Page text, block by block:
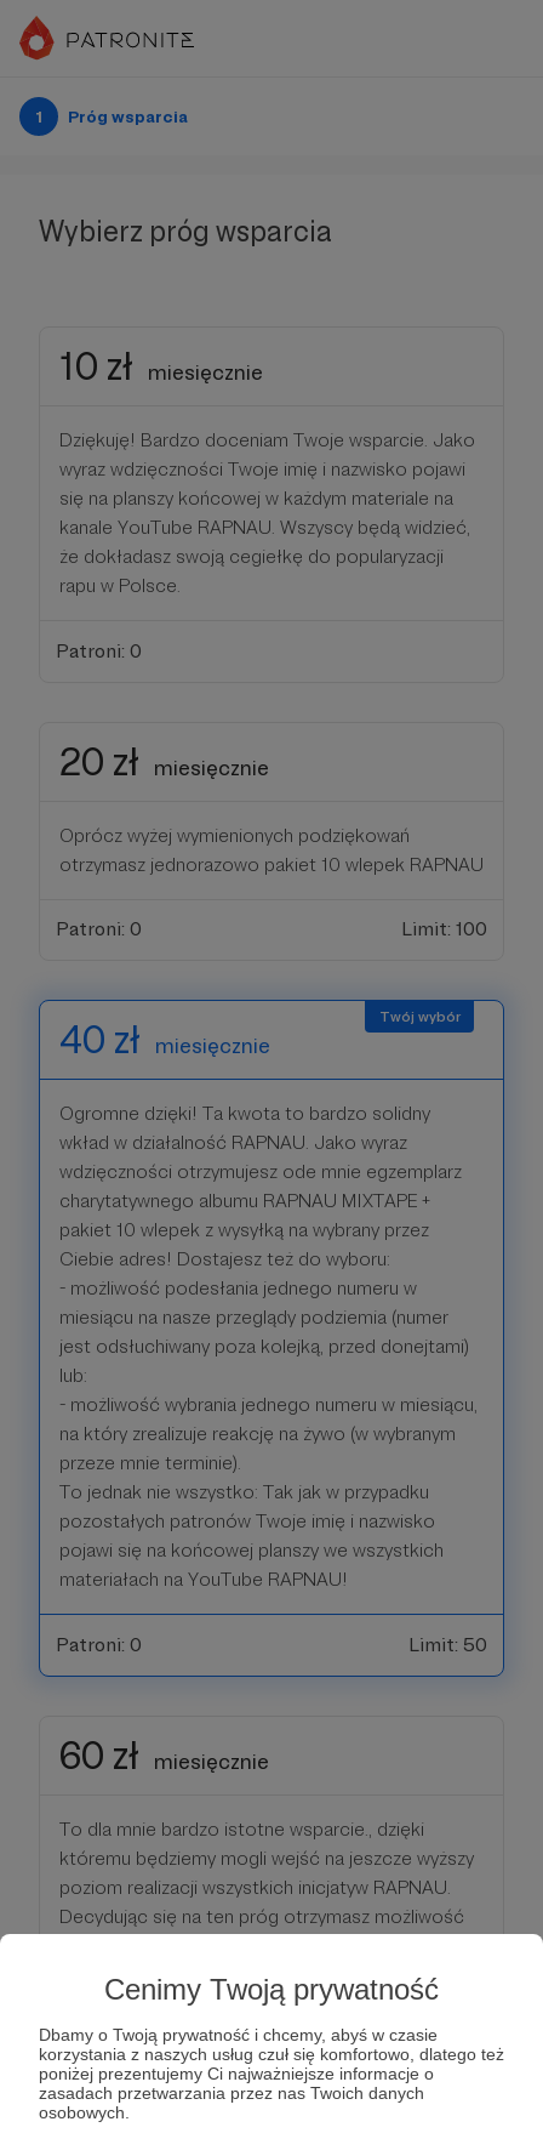
Cenimy Twoją prywatność
Dbamy o Twoją prywatność i chcemy, abyś w czasie
korzystania z naszych usług czuł się komfortowo, dlatego też
poniżej prezentujemy Ci najważniejsze informacje o
zasadach przetwarzania przez nas Twoich danych
osobowych.
1 Próg wsparcia
Wybierz próg wsparcia
10 zł miesięcznie
Dziękuję! Bardzo doceniam Twoje wsparcie. Jako
wyraz wdzięczności Twoje imię i nazwisko pojawi
się na planszy końcowej w każdym materiale na
kanale YouTube RAPNAU. Wszyscy będą widzieć,
że dokładasz swoją cegiełkę do popularyzacji
rapu w Polsce.
Patroni: 0
20 zł miesięcznie
Oprócz wyżej wymienionych podziękowań
otrzymasz jednorazowo pakiet 10 wlepek RAPNAU
Patroni: 0 Limit: 100
40 zł miesięcznie
Ogromne dzięki! Ta kwota to bardzo solidny
wkład w działalność RAPNAU. Jako wyraz
wdzięczności otrzymujesz ode mnie egzemplarz
charytatywnego albumu RAPNAU MIXTAPE +
pakiet 10 wlepek z wysyłką na wybrany przez
Ciebie adres! Dostajesz też do wyboru:
- możliwość podesłania jednego numeru w
miesiącu na nasze przeglądy podziemia (numer
jest odsłuchiwany poza kolejką, przed donejtami)
lub:
- możliwość wybrania jednego numeru w miesiącu,
na który zrealizuje reakcję na żywo (w wybranym
przeze mnie terminie).
To jednak nie wszystko: Tak jak w przypadku
pozostałych patronów Twoje imię i nazwisko
pojawi się na końcowej planszy we wszystkich
materiałach na YouTube RAPNAU!
Patroni: 0 Limit: 50
60 zł miesięcznie
To dla mnie bardzo istotne wsparcie., dzięki
któremu będziemy mogli wejść na jeszcze wyższy
poziom realizacji wszystkich inicjatyw RAPNAU.
Decydując się na ten próg otrzymasz możliwość
numeru na łamach RAPNAU.pl oraz w poście i
relacji na Facebooku i Instagramie RAPNAU.
Dodatkowo otrzymujesz:
- możliwość podesłania jednego numeru w
miesiącu na nasze przeglądy podziemia (numer
jest odsłuchiwany poza kolejką, przed donejtami)